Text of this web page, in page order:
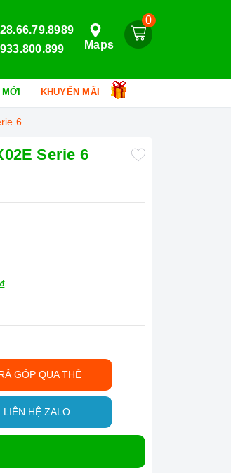
0
Maps
KHUYẾN MÃI
6
Serie 6
GÓP QUA THẺ
LIÊN HỆ ZALO